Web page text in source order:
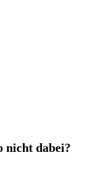
nicht dabei?